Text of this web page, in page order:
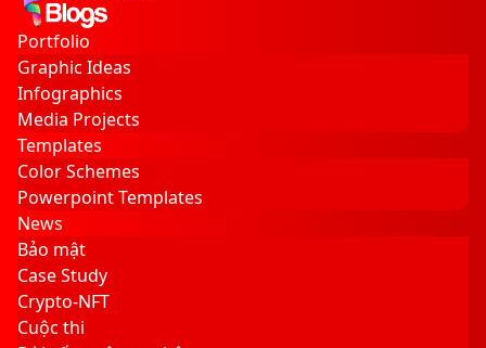
Play
skin
Portfolio
Graphic Ideas
Infographics
Media Projects
Templates
Color Schemes
Powerpoint Templates
News
Bảo mật
Case Study
Crypto-NFT
Cuộc thi